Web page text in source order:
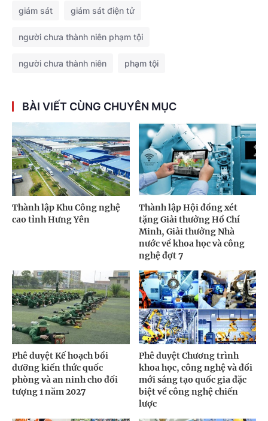
giám sát giám sát điện tử
người chưa thành niên phạm tội
người chưa thành niên phạm tội
BÀI VIẾT CÙNG CHUYÊN MỤC
Thành lập Khu Công nghệ
cao tỉnh Hưng Yên
Thành lập Hội đồng xét
tặng Giải thưởng Hồ Chí
Minh, Giải thưởng Nhà
nước về khoa học và công
nghệ đợt 7
Phê duyệt Kế hoạch bồi
dưỡng kiến thức quốc
phòng và an ninh cho đối
tượng 1 năm 2027
Phê duyệt Chương trình
khoa học, công nghệ và đổi
mới sáng tạo quốc gia đặc
biệt về công nghệ chiến
lược